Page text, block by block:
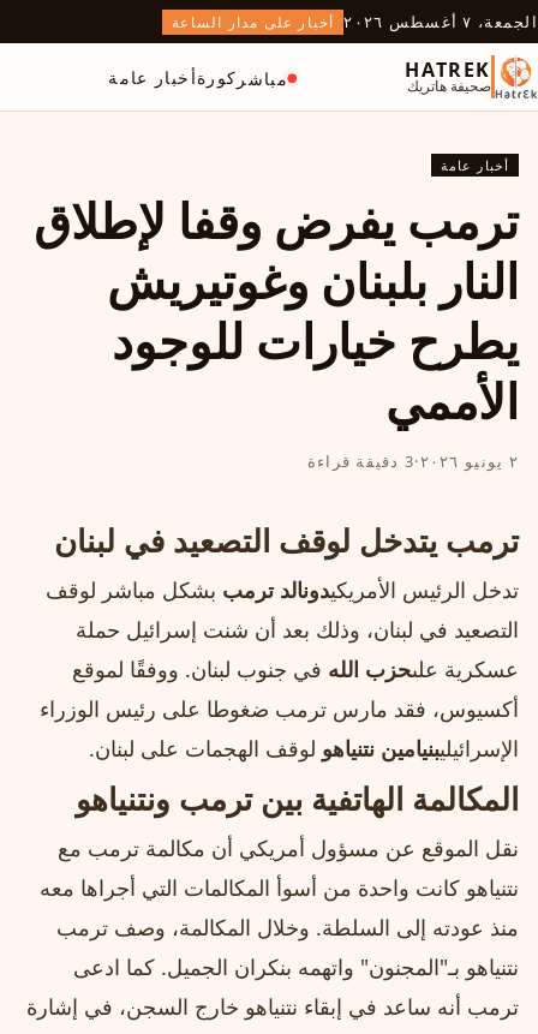
الجمعة، ٧ أغسطس ٢٠٢٦ أخبار على مدار الساعة
HATREK
صحيفة هاتريك مباشر كورةأخبار عامة
أخبار عامة
ترمب يفرض وقفا لإطلاق
النار بلبنان وغوتيريش
يطرح خيارات للوجود
الأممي
٢ يونيو ٢٠٢٦ ·3 دقيقة قراءة
ترمب يتدخل لوقف التصعيد في لبنان
تدخل الرئيس الأمريكيدونالد ترمب بشكل مباشر لوقف
التصعيد في لبنان، وذلك بعد أن شنت إسرائيل حملة
عسكرية علىحزب الله في جنوب لبنان. ووفقًا لموقع
أكسيوس، فقد مارس ترمب ضغوطا على رئيس الوزراء
الإسرائيليبنيامين نتنياهو لوقف الهجمات على لبنان.
المكالمة الهاتفية بين ترمب ونتنياهو
نقل الموقع عن مسؤول أمريكي أن مكالمة ترمب مع
نتنياهو كانت واحدة من أسوأ المكالمات التي أجراها معه
منذ عودته إلى السلطة. وخلال المكالمة، وصف ترمب
نتنياهو بـ"المجنون" واتهمه بنكران الجميل. كما ادعى
ترمب أنه ساعد في إبقاء نتنياهو خارج السجن، في إشارة